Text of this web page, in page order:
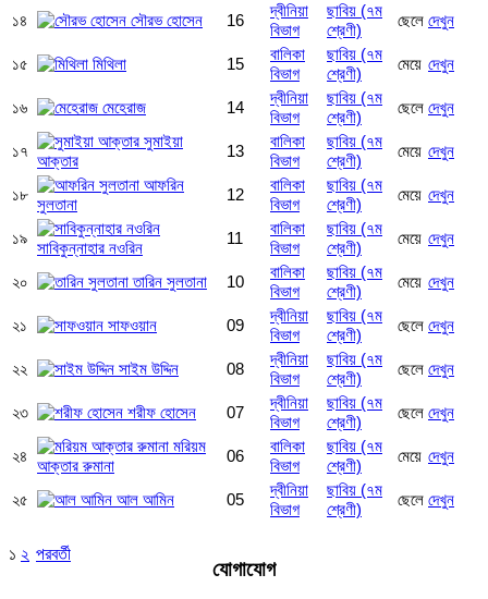
১৪ সৌরভ হোসেন 16
দ্বীনিয়া
বিভাগ
ছাবিয় (৭ম
শ্রেণী)
ছেলে দেখুন
১৫ মিথিলা 15
বালিকা
বিভাগ
ছাবিয় (৭ম
শ্রেণী)
মেয়ে দেখুন
১৬ মেহেরাজ 14
দ্বীনিয়া
বিভাগ
ছাবিয় (৭ম
শ্রেণী)
ছেলে দেখুন
১৭
সুমাইয়া
আক্তার
13
বালিকা
বিভাগ
ছাবিয় (৭ম
শ্রেণী)
মেয়ে দেখুন
১৮
আফরিন
সুলতানা
12
বালিকা
বিভাগ
ছাবিয় (৭ম
শ্রেণী)
মেয়ে দেখুন
১৯
সাবিকুন্নাহার নওরিন
11
বালিকা
বিভাগ
ছাবিয় (৭ম
শ্রেণী)
মেয়ে দেখুন
২০ তারিন সুলতানা 10
বালিকা
বিভাগ
ছাবিয় (৭ম
শ্রেণী)
মেয়ে দেখুন
২১ সাফওয়ান 09
দ্বীনিয়া
বিভাগ
ছাবিয় (৭ম
শ্রেণী)
ছেলে দেখুন
২২ সাইম উদ্দিন 08
দ্বীনিয়া
বিভাগ
ছাবিয় (৭ম
শ্রেণী)
ছেলে দেখুন
২৩ শরীফ হোসেন 07
দ্বীনিয়া
বিভাগ
ছাবিয় (৭ম
শ্রেণী)
ছেলে দেখুন
২৪
মরিয়ম
আক্তার রুমানা
06
বালিকা
বিভাগ
ছাবিয় (৭ম
শ্রেণী)
মেয়ে দেখুন
২৫ আল আমিন 05
দ্বীনিয়া
বিভাগ
ছাবিয় (৭ম
শ্রেণী)
ছেলে দেখুন
১ ২ পরবর্তী
যোগাযোগ